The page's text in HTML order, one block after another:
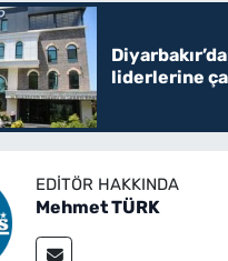
liderlerine
EDITÖR HAKKINDA
Mehmet TÜRK